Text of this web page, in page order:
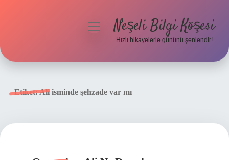
menüyüNeşeli Bilgi Köşesi
Hızlı hikayelerle gününü şenlendir!
Etiket:Ali isminde şehzade var mı